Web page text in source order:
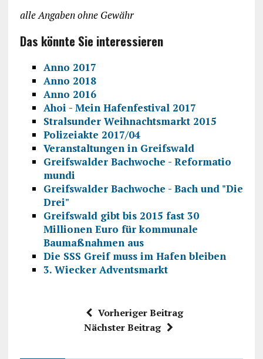
alle Angaben ohne Gewähr
Das könnte Sie interessieren
Anno 2017
Anno 2018
Anno 2016
Ahoi - Mein Hafenfestival 2017
Stralsunder Weihnachtsmarkt 2015
Polizeiakte 2017/04
Veranstaltungen in Greifswald
Greifswalder Bachwoche - Reformatio
mundi
Greifswalder Bachwoche - Bach und "Die
Drei"
Greifswald gibt bis 2015 fast 30
Millionen Euro für kommunale
Baumaßnahmen aus
Die SSS Greif muss im Hafen bleiben
3. Wiecker Adventsmarkt
Vorheriger Beitrag
Nächster Beitrag